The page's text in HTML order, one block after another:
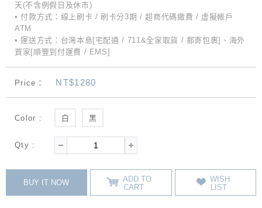
天(不含例假日及休市)
• 付款方式：線上刷卡 / 刷卡分3期 / 超商代碼繳費 / 虛擬帳戶
ATM
• 運送方式：台灣本島[宅配通 / 711&全家取貨 / 郵寄包裹]、海外
買家[順豐到付運費 / EMS]
Price： NT$1280
Color : 白 黑
Qty :
BUY IT NOW
ADD TO
CART
WISH
LIST